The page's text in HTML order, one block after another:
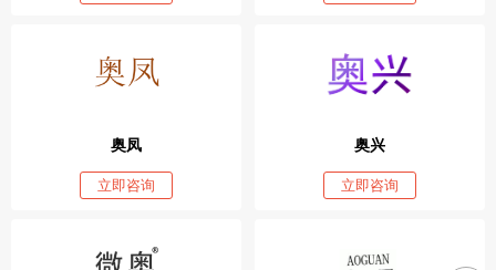
奥凤
立即咨询
奥兴
立即咨询